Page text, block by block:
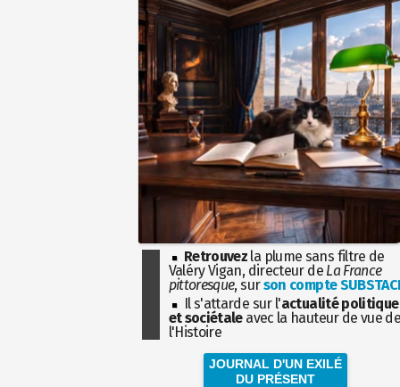
Retrouvez la plume sans filtre de
Valéry Vigan, directeur de La France
pittoresque, surson compte
Il s'attarde sur l'actualité politique
et sociétaleavec la hauteur de vue
l'Histoire
JOURNAL D'UN EXILÉ
DU PRÉSENT